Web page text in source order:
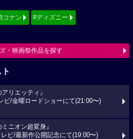
コナン #ディズニー
・映画祭作品を探す
アリエッティ』
ビ/金曜ロードショーにて(21:00〜)
ミニオン超変身』
ビ/最新作公開記念にて(19:00〜)